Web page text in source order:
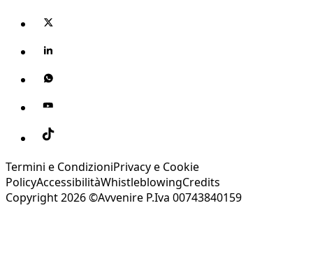
Termini e CondizioniPrivacy e Cookie
PolicyAccessibilitàWhistleblowingCredits
Copyright 2026 ©Avvenire P.Iva 00743840159